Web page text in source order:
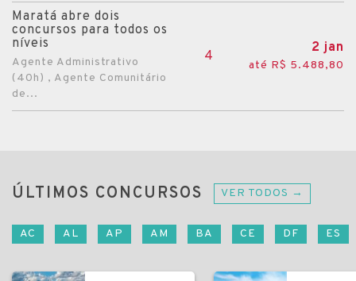
Maratá abre dois
concursos para todos os
níveis
Agente Administrativo
(40h) , Agente Comunitário
de...
4
2 jan
até R$ 5.488,80
ÚLTIMOS CONCURSOS VER TODOS →
AC AL AP AM BA CE DF ES